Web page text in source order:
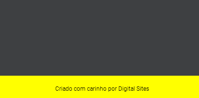
Criado com carinho por Digital Sites